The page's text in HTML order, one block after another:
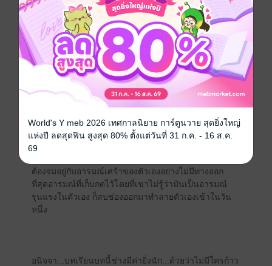
ปรารถนาของพ่อแม่ก็ตาม แต่เพียงครึ่งปีเขาก็เริ่มต่อต้าน
ทุกวิถีทาง แสดงออกทั้งทางกายและจิตใจ จนพ่อแม่เลิกล้ม
ความพยายามเคี่ยวเข็ญให้เขาเรียนในระบบโรงเรียนเมื่อ
เฮสเสอายุได้ 16 ปี
ในขณะที่ ฮันส์ กีเบนราธ ตัวเอกของเรื่อง กลับถูกผลพวง
จากความคาดหวังของผู้ที่แวดล้อมเขา นับแต่บิดาไปจนถึง
ครูผู้สอนและพระประจำหมู่บ้าน ทำลายจิตวิญญาณความ
เป็นเด็กที่ควรจะมีความสนุกสนานร่าเริงให้ยืนต้นตายไป
ก่อนวัยอันควร ยัดเยียดความทะเยอทะยานเพื่อก้าวไปข้าง
ต้องจมอยู่กับอารมณ์เศร้าของตัวเองอย่างไม่มีทางออก
ที่สุดอารมณ์ที่เก็บกดไว้โดยที่เขาไม่รู้ว่ามันเป็นอารมณ์
รุนแรงในตัวเอง ก็สบช่องออกมาทำลายตัวเองเข้าในวัน
หนึ่ง
อนิจจา...บทเรียนบทนี้ช่างมีค่ายิ่งนัก...ด้วยว่าไม่มีใครก้าว
World's Y meb 2026 เทศกาลนิยาย การ์ตูนวาย สุดยิ่งใหญ่
แห่งปี ลดสุดฟิน สูงสุด 80% ตั้งแต่วันที่ 31 ก.ค. - 16 ส.ค.
69